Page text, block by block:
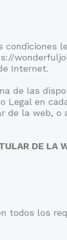
Internet.
de las
Legal en
la web, o
DE LA
todos los